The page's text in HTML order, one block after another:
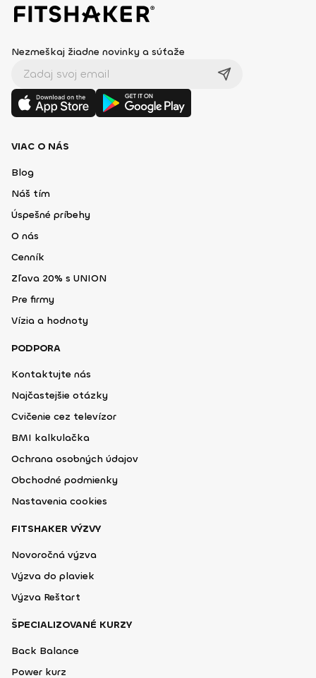
Nezmeškaj žiadne novinky a súťaže
VIAC O NÁS
Blog
Náš tím
Úspešné príbehy
O nás
Cenník
Zľava 20% s UNION
Pre firmy
Vízia a hodnoty
PODPORA
Kontaktujte nás
Najčastejšie otázky
Cvičenie cez televízor
BMI kalkulačka
Ochrana osobných údajov
Obchodné podmienky
Nastavenia cookies
FITSHAKER VÝZVY
Novoročná výzva
Výzva do plaviek
Výzva Reštart
ŠPECIALIZOVANÉ KURZY
Back Balance
Power kurz